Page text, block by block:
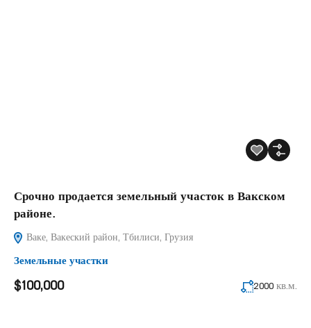
Срочно продается земельный участок в Вакском
районе.
Ваке, Вакеский район, Тбилиси, Грузия
Земельные участки
$100,000 2000 кв.м.